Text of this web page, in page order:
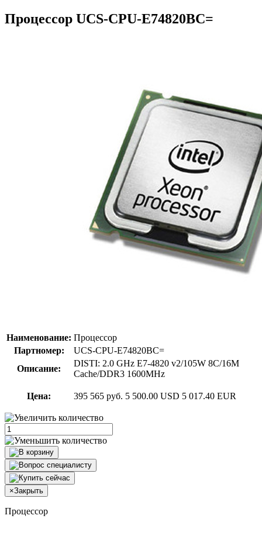
Процессор UCS-CPU-E74820BC=
Наименование: Процессор
Партномер:
UCS-CPU-E74820BC=
Описание:
DISTI: 2.0 GHz E7-4820 v2/105W 8C/16M
Cache/DDR3 1600MHz
Цена: 395 565 руб. 5 500.00 USD 5 017.40 EUR
×Закрыть
Процессор